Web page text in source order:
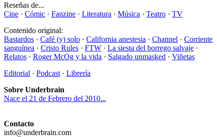
Reseñas de...
Cine · Cómic · Fanzine · Literatura · Música · Teatro · TV
Contenido original:
Bastardos · Café (y) solo · California anestesia · Channel · Corriente
sanguínea · Cristo Rules · FTW · La siesta del borrego salvaje ·
Relatos · Roger McOg y la vida · Salgado unmasked · Viñetas
Editorial · Podcast · Librería
Sobre Underbrain
Nace el 21 de Febrero del 2010...
Contacto
info@underbrain.com